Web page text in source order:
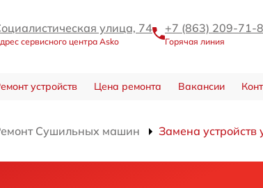
улица, 74
сервисного центра Asko
+7 (863) 209-71-
Горячая линия
устройств Цена ремонта Вакансии
Сушильных машин Замена устройств